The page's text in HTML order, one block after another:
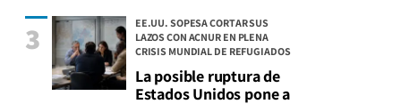
EE.UU. SOPESA CORTAR SUS
LAZOS CON ACNUR EN PLENA
CRISIS MUNDIAL DE REFUGIADOS
La posible ruptura de
Estados Unidos pone a
3